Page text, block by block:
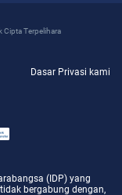
Cipta Terpelihara
Dasar Privasi kami
(IDP) yang
bergabung dengan,